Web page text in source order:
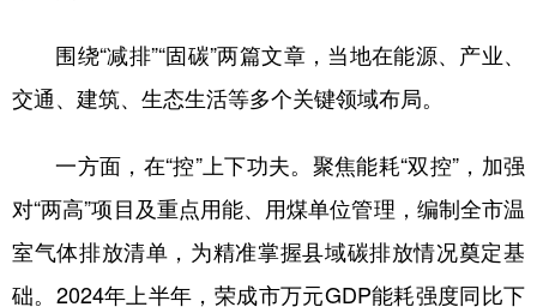
围绕“减排”“固碳”两篇文章，当地在能源、产业、
交通、建筑、生态生活等多个关键领域布局。
一方面，在“控”上下功夫。聚焦能耗“双控”，加强
对“两高”项目及重点用能、用煤单位管理，编制全市温
室气体排放清单，为精准掌握县域碳排放情况奠定基
础。2024年上半年，荣成市万元GDP能耗强度同比下